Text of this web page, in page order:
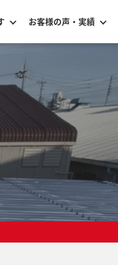
お客様の声・実績